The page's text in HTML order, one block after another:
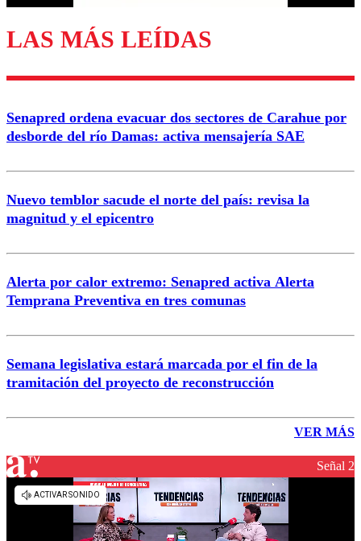
Enviar comentario
LAS MÁS LEÍDAS
Senapred ordena evacuar dos sectores de Carahue por
desborde del río Damas: activa mensajería SAE
Nuevo temblor sacude el norte del país: revisa la
magnitud y el epicentro
Alerta por calor extremo: Senapred activa Alerta
Temprana Preventiva en tres comunas
Semana legislativa estará marcada por el fin de la
tramitación del proyecto de reconstrucción
VER MÁS
Señal 2